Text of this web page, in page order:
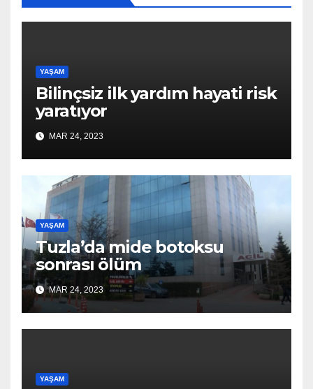
YAŞAM
Bilinçsiz ilk yardım hayati risk
yaratıyor
MAR 24, 2023
YAŞAM
Tuzla’da mide botoksu
sonrası ölüm
MAR 24, 2023
YAŞAM